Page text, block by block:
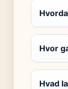
Hvor
Hvad